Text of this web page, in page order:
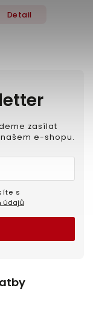
Detail
zasílat
e-shopu.
údajů